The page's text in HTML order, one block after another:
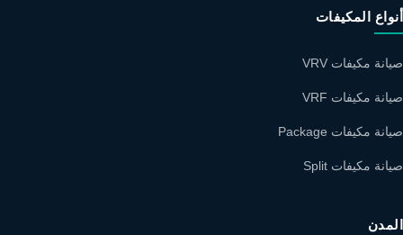
أنواع المكيفات
صيانة مكيفات VRV
صيانة مكيفات VRF
صيانة مكيفات Package
صيانة مكيفات Split
المدن